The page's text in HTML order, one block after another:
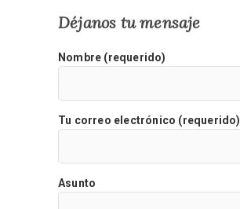
Déjanos tu mensaje
Nombre (requerido)
Tu correo electrónico (requerido)
Asunto